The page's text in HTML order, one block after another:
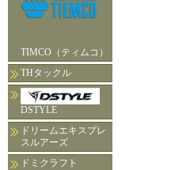
TIMCO（ティムコ）
THタックル
DSTYLE
ドリームエキスプレ
スルアーズ
ドミクラフト